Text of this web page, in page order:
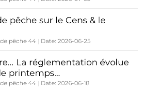
pêche sur le Cens & le
pêche 44 Date: 2026-06-25
La réglementation évolue
printemps…
pêche 44 Date: 2026-06-18